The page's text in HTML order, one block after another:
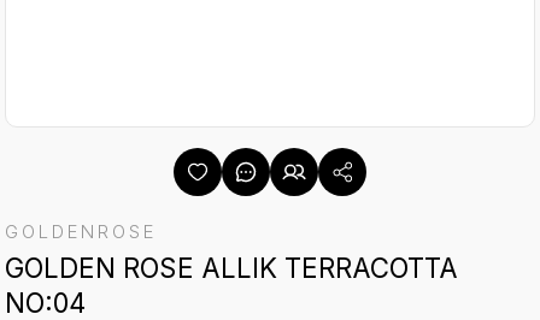
GOLDENROSE
GOLDEN ROSE ALLIK TERRACOTTA
NO:04